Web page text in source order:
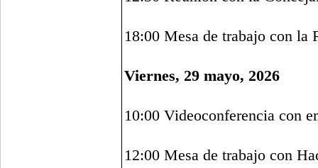
18:00 Mesa de trabajo con la
Viernes, 29 mayo, 2026
10:00 Videoconferencia con
12:00 Mesa de trabajo con